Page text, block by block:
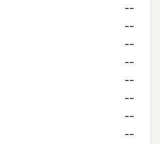
--
--
--
--
--
--
--
--